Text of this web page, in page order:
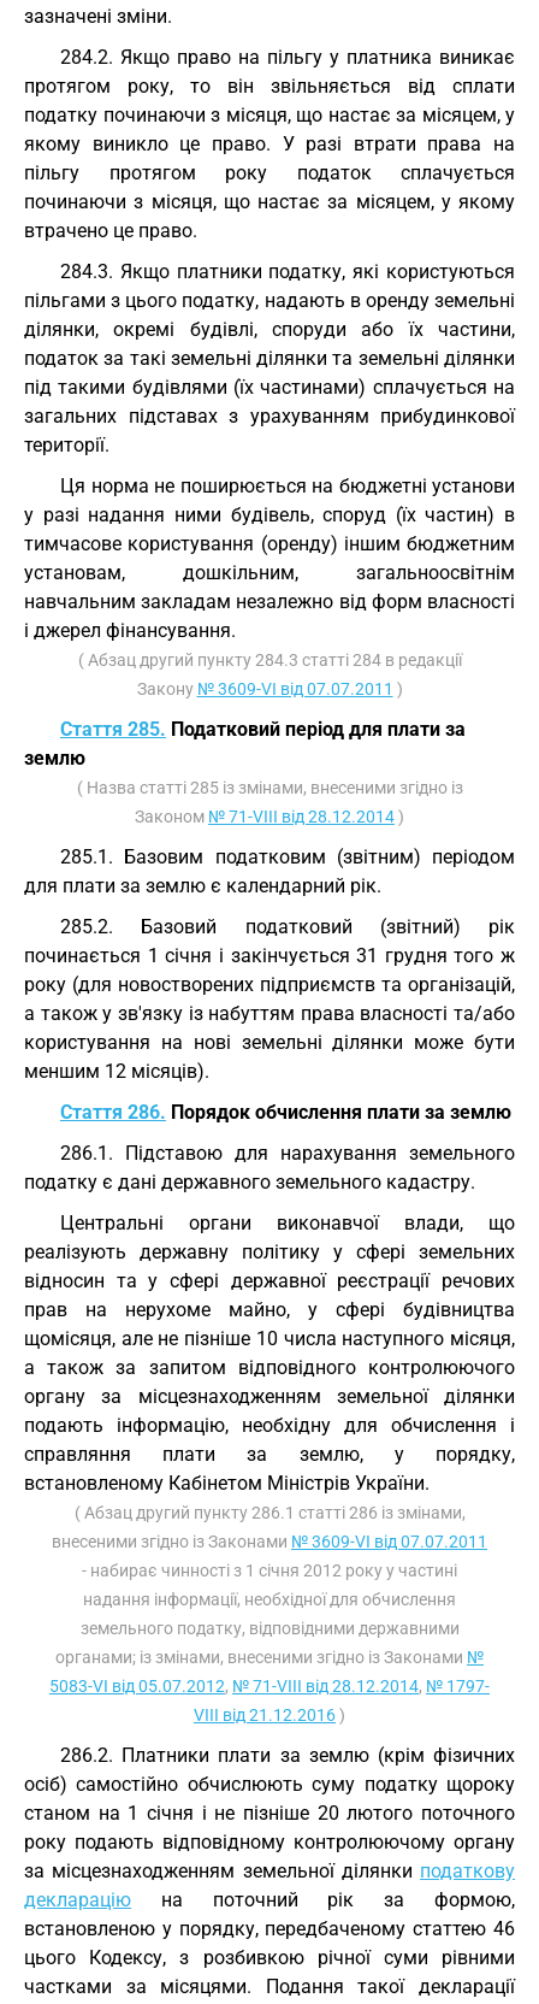
зазначені зміни.
284.2. Якщо право на пільгу у платника виникає
протягом року, то він звільняється від сплати
податку починаючи з місяця, що настає за місяцем, у
якому виникло це право. У разі втрати права на
пільгу протягом року податок сплачується
починаючи з місяця, що настає за місяцем, у якому
втрачено це право.
284.3. Якщо платники податку, які користуються
пільгами з цього податку, надають в оренду земельні
ділянки, окремі будівлі, споруди або їх частини,
податок за такі земельні ділянки та земельні ділянки
під такими будівлями (їх частинами) сплачується на
загальних підставах з урахуванням прибудинкової
території.
Ця норма не поширюється на бюджетні установи
у разі надання ними будівель, споруд (їх частин) в
тимчасове користування (оренду) іншим бюджетним
установам, дошкільним, загальноосвітнім
навчальним закладам незалежно від форм власності
і джерел фінансування.
( Абзац другий пункту 284.3 статті 284 в редакції
Закону № 3609-VI від 07.07.2011 )
Стаття 285. Податковий період для плати за
землю
( Назва статті 285 із змінами, внесеними згідно із
Законом № 71-VIII від 28.12.2014)
285.1. Базовим податковим (звітним) періодом
для плати за землю є календарний рік.
285.2. Базовий податковий (звітний) рік
починається 1 січня і закінчується 31 грудня того ж
року (для новостворених підприємств та організацій,
а також у зв'язку із набуттям права власності та/або
користування на нові земельні ділянки може бути
меншим 12 місяців).
Стаття 286. Порядок обчислення плати за землю
286.1. Підставою для нарахування земельного
податку є дані державного земельного кадастру.
Центральні органи виконавчої влади, що
реалізують державну політику у сфері земельних
відносин та у сфері державної реєстрації речових
прав на нерухоме майно, у сфері будівництва
щомісяця, але не пізніше 10 числа наступного місяця,
а також за запитом відповідного контролюючого
органу за місцезнаходженням земельної ділянки
подають інформацію, необхідну для обчислення і
справляння плати за землю, у порядку,
встановленому Кабінетом Міністрів України.
( Абзац другий пункту 286.1 статті 286 із змінами,
внесеними згідно із Законами № 3609-VI від 07.07.2011
- набирає чинності з 1 січня 2012 року у частині
надання інформації, необхідної для обчислення
земельного податку, відповідними державними
органами; із змінами, внесеними згідно із Законами №
5083-VI від 05.07.2012, № 71-VIII від 28.12.2014, № 1797-
VIII від 21.12.2016)
286.2. Платники плати за землю (крім фізичних
осіб) самостійно обчислюють суму податку щороку
станом на 1 січня і не пізніше 20 лютого поточного
року подають відповідному контролюючому органу
за місцезнаходженням земельної ділянки податкову
декларацію на поточний рік за формою,
встановленою у порядку, передбаченому статтею 46
цього Кодексу, з розбивкою річної суми рівними
частками за місяцями. Подання такої декларації